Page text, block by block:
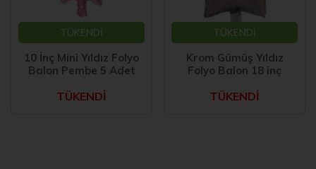
TÜKENDİ
10 İnç Mini Yıldız Folyo
Balon Pembe 5 Adet
TÜKENDİ
TÜKENDİ
Krom Gümüş Yıldız
Folyo Balon 18 inç
TÜKENDİ